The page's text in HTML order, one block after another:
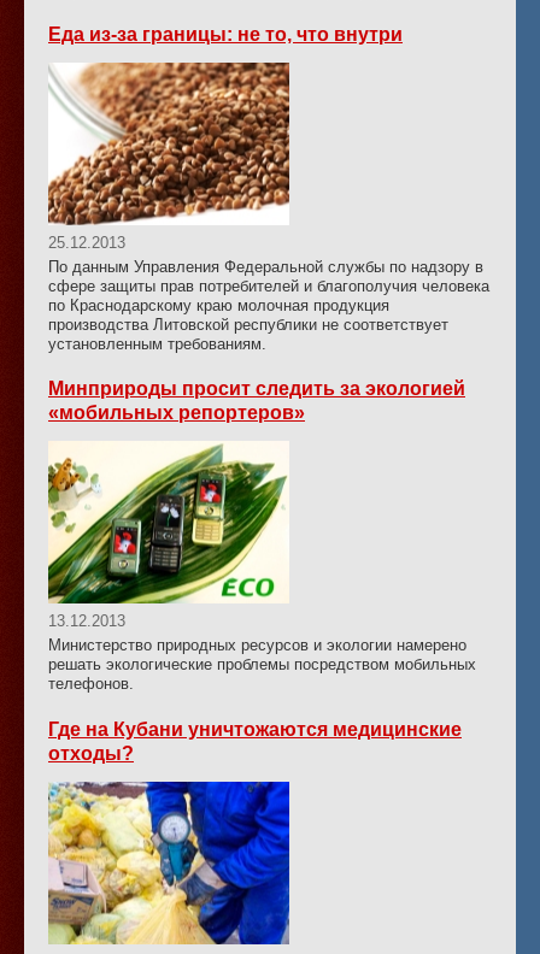
Еда из-за границы: не то, что внутри
25.12.2013
По данным Управления Федеральной службы по надзору в
сфере защиты прав потребителей и благополучия человека
по Краснодарскому краю молочная продукция
производства Литовской республики не соответствует
установленным требованиям.
Минприроды просит следить за экологией
«мобильных репортеров»
13.12.2013
Министерство природных ресурсов и экологии намерено
решать экологические проблемы посредством мобильных
телефонов.
Где на Кубани уничтожаются медицинские
отходы?